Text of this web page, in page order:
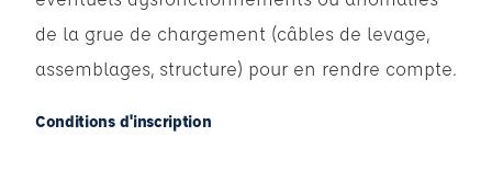
de la grue de chargement (câbles de levage,
assemblages, structure) pour en rendre compte.
Conditions d'inscription